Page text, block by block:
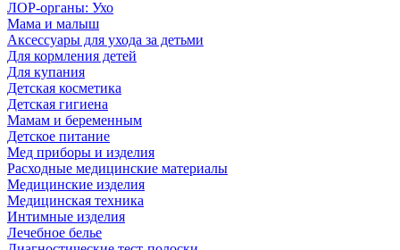
ЛОР-органы: Ухо
Мама и малыш
Аксессуары для ухода за детьми
Для кормления детей
Для купания
Детская косметика
Детская гигиена
Мамам и беременным
Детское питание
Мед приборы и изделия
Расходные медицинские материалы
Медицинские изделия
Медицинская техника
Интимные изделия
Лечебное белье